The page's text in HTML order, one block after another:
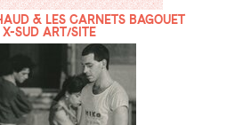
& LES CARNETS BAGOUET
SUD ART/SITE